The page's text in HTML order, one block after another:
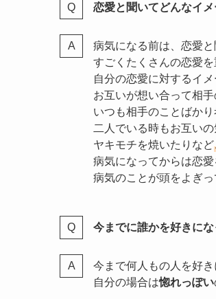
恋愛と聞いてどんなイ
病気になる前は、恋愛と
すごくたくさんの恋愛を
自分の恋愛に対するイメ
お互いが想い合って相
いつも相手のことばか
二人でいる時もお互い
ヤキモチを焼いたりなど
病気になってからは恋
病気のことが頭をよぎ
今までに誰かを好きに
今まで何人もの人を好き
自分の場合は惚れっぽい